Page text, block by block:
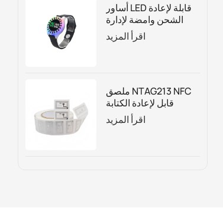
أساور LED قابلة لإعادة
الشحن وامضة لإدارة
الوقت لحديقة
الترامبولين
اقرأ المزيد
ملصق NTAG213 NFC
قابل لإعادة الكتابة
حسب الطلب للتغليف
الذكي والتسويق الرقمي
اقرأ المزيد